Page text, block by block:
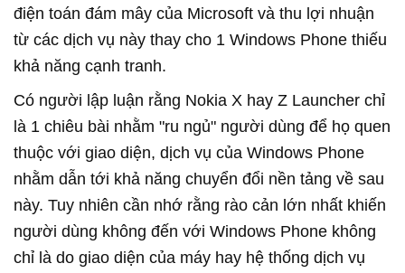
điện toán đám mây của Microsoft và thu lợi nhuận
từ các dịch vụ này thay cho 1 Windows Phone thiếu
khả năng cạnh tranh.
Có người lập luận rằng Nokia X hay Z Launcher chỉ
là 1 chiêu bài nhằm "ru ngủ" người dùng để họ quen
thuộc với giao diện, dịch vụ của Windows Phone
nhằm dẫn tới khả năng chuyển đổi nền tảng về sau
này. Tuy nhiên cần nhớ rằng rào cản lớn nhất khiến
người dùng không đến với Windows Phone không
chỉ là do giao diện của máy hay hệ thống dịch vụ